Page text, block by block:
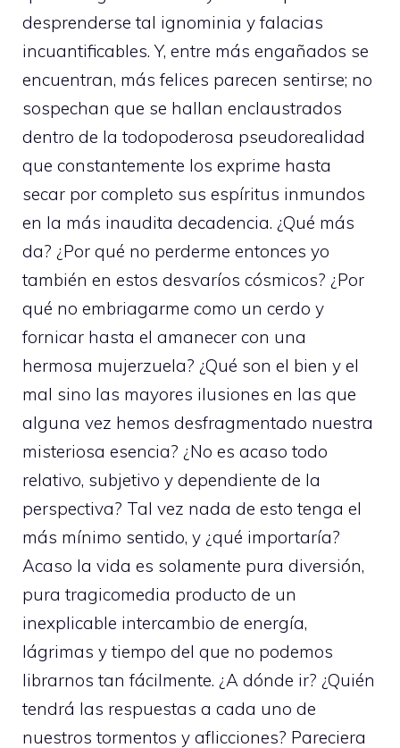
desprenderse tal ignominia y falacias
incuantificables. Y, entre más engañados se
encuentran, más felices parecen sentirse; no
sospechan que se hallan enclaustrados
dentro de la todopoderosa pseudorealidad
que constantemente los exprime hasta
secar por completo sus espíritus inmundos
en la más inaudita decadencia. ¿Qué más
da? ¿Por qué no perderme entonces yo
también en estos desvaríos cósmicos? ¿Por
qué no embriagarme como un cerdo y
fornicar hasta el amanecer con una
hermosa mujerzuela? ¿Qué son el bien y el
mal sino las mayores ilusiones en las que
alguna vez hemos desfragmentado nuestra
misteriosa esencia? ¿No es acaso todo
relativo, subjetivo y dependiente de la
perspectiva? Tal vez nada de esto tenga el
más mínimo sentido, y ¿qué importaría?
Acaso la vida es solamente pura diversión,
pura tragicomedia producto de un
inexplicable intercambio de energía,
lágrimas y tiempo del que no podemos
librarnos tan fácilmente. ¿A dónde ir? ¿Quién
tendrá las respuestas a cada uno de
nuestros tormentos y aflicciones? Pareciera